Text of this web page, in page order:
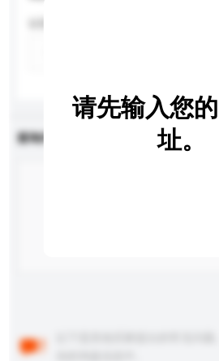
查询内容
请先输入您
址。